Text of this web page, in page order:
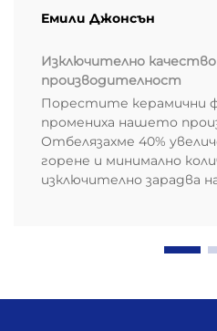
Емили Джонсън
Изключително
производителност
Порестите керамични
промениха нашето
Отбелязахме 40%
горене и минимално
изключително зарадва